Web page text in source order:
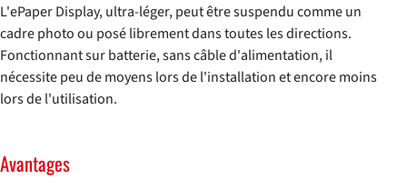
L'ePaper Display, ultra-léger, peut être suspendu comme un
cadre photo ou posé librement dans toutes les directions.
Fonctionnant sur batterie, sans câble d'alimentation, il
nécessite peu de moyens lors de l'installation et encore moins
lors de l'utilisation.
Avantages